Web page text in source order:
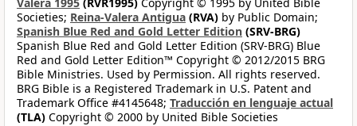
Societies; Reina-Valera Antigua (RVA) by Public Domain;
Spanish Blue Red and Gold Letter Edition (SRV-BRG)
Spanish Blue Red and Gold Letter Edition (SRV-BRG) Blue
Red and Gold Letter Edition™ Copyright © 2012/2015 BRG
Bible Ministries. Used by Permission. All rights reserved.
BRG Bible is a Registered Trademark in U.S. Patent and
Trademark Office #4145648; Traducción en lenguaje actual
(TLA) Copyright © 2000 by United Bible Societies